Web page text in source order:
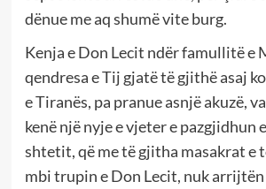
dënue me aq shumë vite burg.
Kenja e Don Lecit ndër famullitë e
qendresa e Tij gjatë të gjithë asaj
e Tiranës, pa pranue asnjë akuzë,
kenë një nyje e vjeter e pazgjidhun
shtetit, që me të gjitha masakrat e
mbi trupin e Don Lecit, nuk